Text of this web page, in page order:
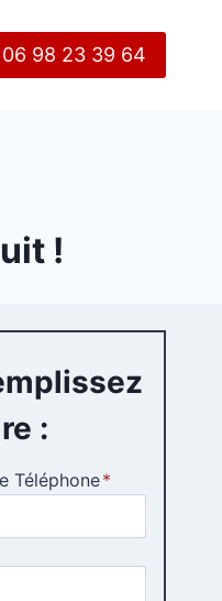
98 23 39 64
!
:
Téléphone*